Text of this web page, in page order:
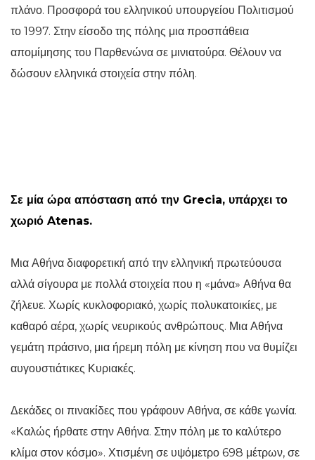
πλάνο. Προσφορά του ελληνικού υπουργείου Πολιτισμού
το 1997. Στην είσοδο της πόλης μια προσπάθεια
απομίμησης του Παρθενώνα σε μινιατούρα. Θέλουν να
δώσουν ελληνικά στοιχεία στην πόλη.
Σε μία ώρα απόσταση από την Grecia, υπάρχει το
χωριό Atenas.
Μια Αθήνα διαφορετική από την ελληνική πρωτεύουσα
αλλά σίγουρα με πολλά στοιχεία που η «μάνα» Αθήνα θα
ζήλευε. Χωρίς κυκλοφοριακό, χωρίς πολυκατοικίες, με
καθαρό αέρα, χωρίς νευρικούς ανθρώπους. Μια Αθήνα
γεμάτη πράσινο, μια ήρεμη πόλη με κίνηση που να θυμίζει
αυγουστιάτικες Κυριακές.
Δεκάδες οι πινακίδες που γράφουν Αθήνα, σε κάθε γωνία.
«Καλώς ήρθατε στην Αθήνα. Στην πόλη με το καλύτερο
κλίμα στον κόσμο». Χτισμένη σε υψόμετρο 698 μέτρων, σε